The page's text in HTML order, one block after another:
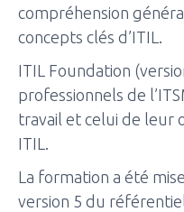
compréhension
concepts clés d’ITIL.
ITIL Foundation
professionnels de
travail et celui de leur
ITIL.
La formation a été
version 5 du